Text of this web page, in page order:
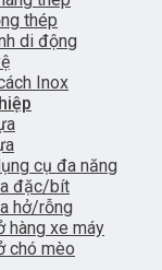
thép
di động
Inox
cụ đa năng
đặc/bít
hở/rỗng
hàng xe máy
chó mèo